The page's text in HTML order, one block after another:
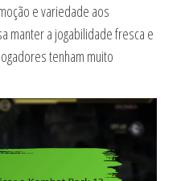
e variedade aos
manter a jogabilidade fresca e
tenham muito